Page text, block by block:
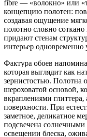
fibre — «волокно» или
концепцию полотен:
создавая ощущение
полотно словно
придают стенам
интерьер
Фактура обоев
которая выглядит как
зернистостью. Полотна
шероховатой основой,
вкраплениями
поверхности. При
заметное, деликатное
подсвечена
освещении блеска,